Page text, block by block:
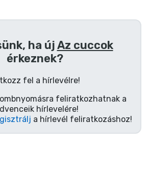
ha újAz cuccok
érkeznek?
fel a hírlevélre!
feliratkozhatnak a
hírlevelére!
a hírlevél feliratkozáshoz!